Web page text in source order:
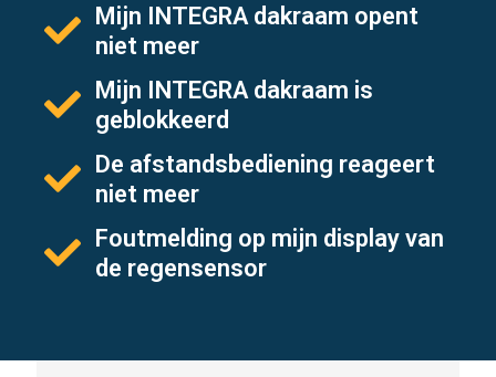
Mijn INTEGRA dakraam opent
niet meer
Mijn INTEGRA dakraam is
geblokkeerd
De afstandsbediening reageert
niet meer
Foutmelding op mijn display van
de regensensor